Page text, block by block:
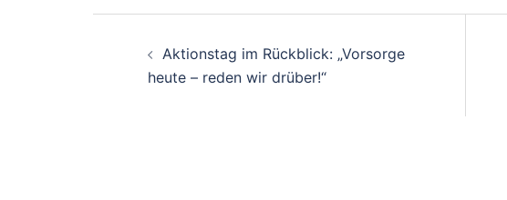
Beitrags-
Navigation
Aktionstag im Rückblick: „Vorsorge
heute – reden wir drüber!“